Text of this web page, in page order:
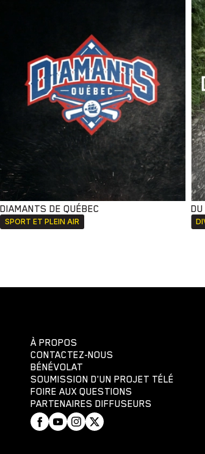
DIAMANTS DE QUÉBEC
SPORT ET PLEIN AIR
À PROPOS
CONTACTEZ-NOUS
BÉNÉVOLAT
SOUMISSION D'UN PROJET TÉLÉ
FOIRE AUX QUESTIONS
PARTENAIRES DIFFUSEURS